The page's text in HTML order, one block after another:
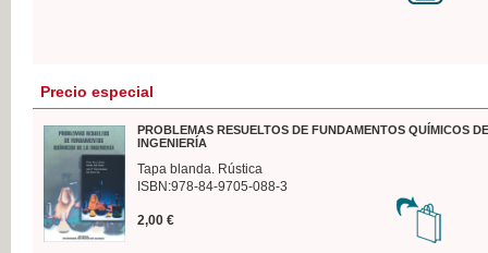
Precio especial
PROBLEMAS RESUELTOS DE FUNDAMENTOS QUÍMICOS
INGENIERÍA
Tapa blanda. Rústica
ISBN:978-84-9705-088-3
2,00 €